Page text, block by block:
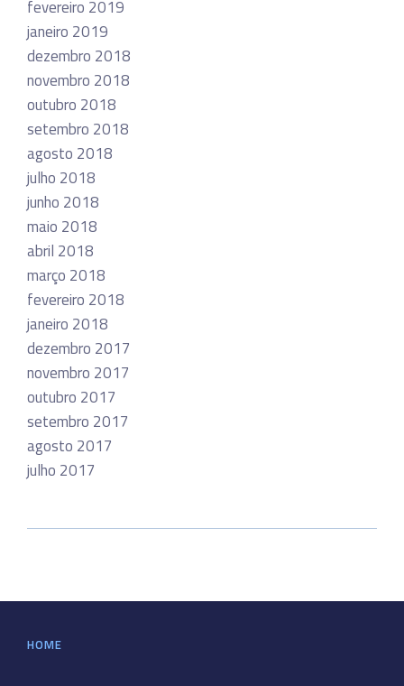
fevereiro 2019
janeiro 2019
dezembro 2018
novembro 2018
outubro 2018
setembro 2018
agosto 2018
julho 2018
junho 2018
maio 2018
abril 2018
março 2018
fevereiro 2018
janeiro 2018
dezembro 2017
novembro 2017
outubro 2017
setembro 2017
agosto 2017
julho 2017
HOME